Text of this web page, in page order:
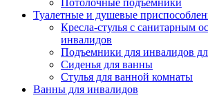
Потолочные подъемники
Туалетные и душевые
Кресла-стулья с санитарным
инвалидов
Подъемники для инвалидов
Сиденья для ванны
Стулья для ванной комнаты
Ванны для инвалидов